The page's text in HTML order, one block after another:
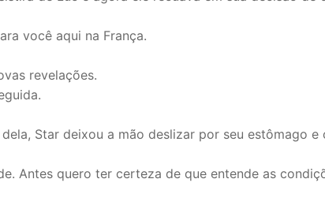
você aqui na França.
revelações.
Star deixou a mão deslizar por seu estômago e
Antes quero ter certeza de que entende as